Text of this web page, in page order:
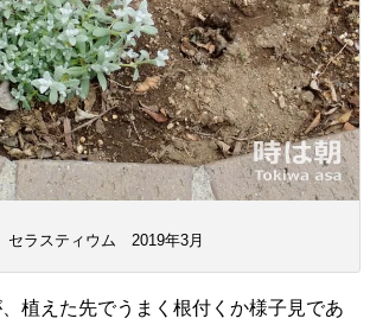
セラスティウム 2019年3月
植えた先でうまく根付くか様子見であ